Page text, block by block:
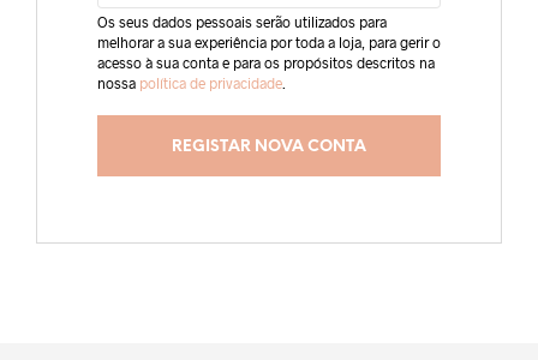
Os seus dados pessoais serão utilizados para
melhorar a sua experiência por toda a loja, para gerir o
acesso à sua conta e para os propósitos descritos na
nossa política de privacidade
REGISTAR NOVA CONTA